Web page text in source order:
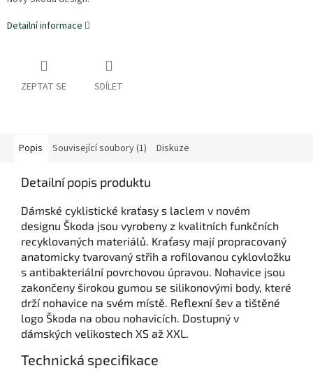
Detailní informace
ZEPTAT SE SDÍLET
Popis Související soubory (1) Diskuze
Detailní popis produktu
Dámské cyklistické kraťasy s laclem v novém
designu Škoda jsou vyrobeny z kvalitních funkčních
recyklovaných materiálů. Kraťasy mají propracovaný
anatomicky tvarovaný střih a rofilovanou cyklovložku
s antibakteriální povrchovou úpravou. Nohavice jsou
zakončeny širokou gumou se silikonovými body, které
drží nohavice na svém místě. Reflexní šev a tištěné
logo Škoda na obou nohavicích. Dostupný v
dámských velikostech XS až XXL.
Technická specifikace